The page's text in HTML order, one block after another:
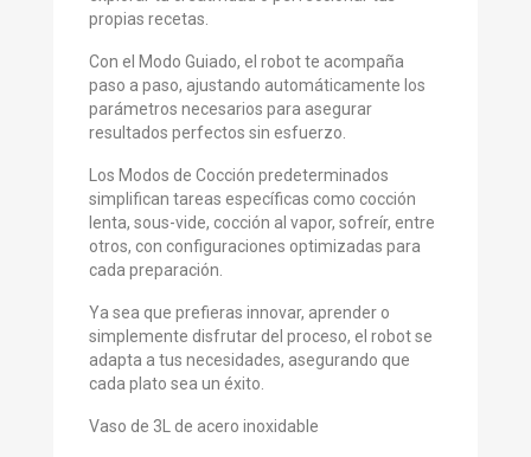
propias recetas.
Con el Modo Guiado, el robot te acompaña
paso a paso, ajustando automáticamente los
parámetros necesarios para asegurar
resultados perfectos sin esfuerzo.
Los Modos de Cocción predeterminados
simplifican tareas específicas como cocción
lenta, sous-vide, cocción al vapor, sofreír, entre
otros, con configuraciones optimizadas para
cada preparación.
Ya sea que prefieras innovar, aprender o
simplemente disfrutar del proceso, el robot se
adapta a tus necesidades, asegurando que
cada plato sea un éxito.
Vaso de 3L de acero inoxidable